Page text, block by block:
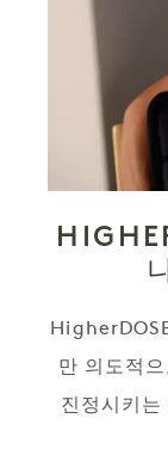
만 의도적
진정시키